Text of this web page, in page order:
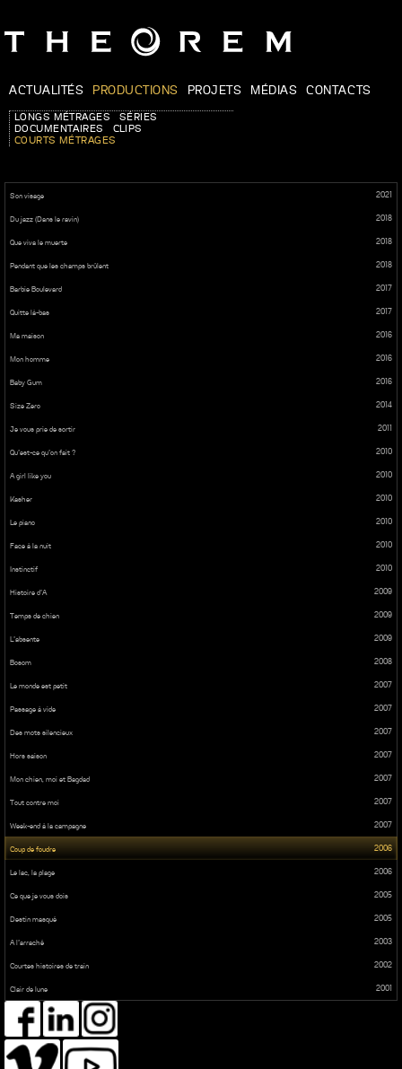
ACTUALITÉS PRODUCTIONS
LONGS MÉTRAGES
SÉRIES
DOCUMENTAIRES
CLIPS
COURTS MÉTRAGES
PROJETS MÉDIAS CONTACTS
Son visage 2021
Du jazz (Dans le ravin) 2018
Que viva le muerte 2018
Pendant que les champs brûlent 2018
Barbie Boulevard 2017
Quitte là-bas 2017
Ma maison 2016
Mon homme 2016
Baby Gum 2016
Size Zero 2014
Je vous prie de sortir 2011
Qu’est-ce qu’on fait ? 2010
A girl like you 2010
Kasher 2010
Le piano 2010
Face à la nuit 2010
Instinctif 2010
Histoire d’A 2009
Temps de chien 2009
L’absente 2009
Bosom 2008
Le monde est petit 2007
Passage à vide 2007
Des mots silencieux 2007
Hors saison 2007
Mon chien, moi et Bagdad 2007
Tout contre moi 2007
Week-end à la campagne 2007
Coup de foudre 2006
Le lac, la plage 2006
Ce que je vous dois 2005
Destin masqué 2005
A l’arraché 2003
Courtes histoires de train 2002
Clair de lune 2001